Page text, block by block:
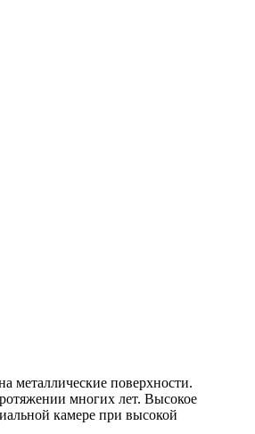
металлические поверхности.
многих лет. Высокое
камере при высокой